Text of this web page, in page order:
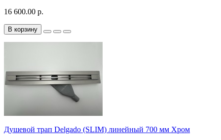
16 600.00 р.
В корзину
Душевой трап Delgado (SLIM) линейный 700 мм Хром